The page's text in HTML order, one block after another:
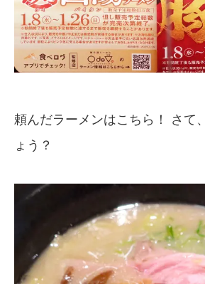
頼んだラーメンはこちら！ さて
ょう？